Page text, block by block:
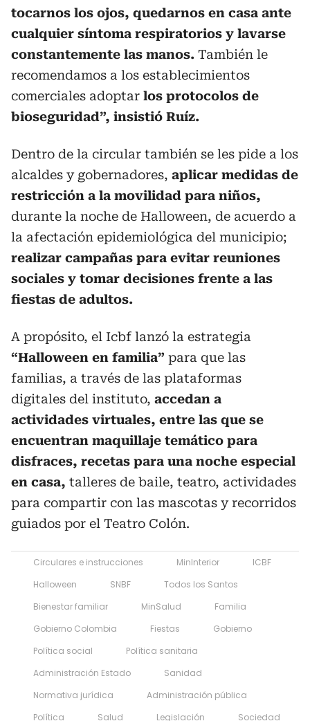
tocarnos los ojos, quedarnos en casa ante
cualquier síntoma respiratorios y lavarse
constantemente las manos. También le
recomendamos a los establecimientos
comerciales adoptar los protocolos de
bioseguridad”, insistió Ruíz.
Dentro de la circular también se les pide a los
alcaldes y gobernadores, aplicar medidas de
restricción a la movilidad para niños,
durante la noche de Halloween, de acuerdo a
la afectación epidemiológica del municipio;
realizar campañas para evitar reuniones
sociales y tomar decisiones frente a las
fiestas de adultos.
A propósito, el Icbf lanzó la estrategia
“Halloween en familia” para que las
familias, a través de las plataformas
digitales del instituto, accedan a
actividades virtuales, entre las que se
encuentran maquillaje temático para
disfraces, recetas para una noche especial
en casa, talleres de baile, teatro, actividades
para compartir con las mascotas y recorridos
guiados por el Teatro Colón.
Circulares e instrucciones MinInterior
ICBF
Halloween
SNBF
Todos los Santos
Bienestar familiar
MinSalud
Familia
Gobierno Colombia
Fiestas
Gobierno
Política social
Política sanitaria
Administración Estado
Sanidad
Normativa jurídica
Administración pública
Política
Salud Legislación Sociedad